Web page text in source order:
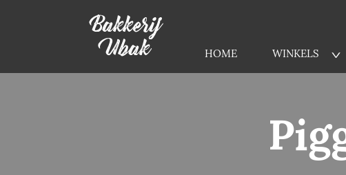
Bakkerij
Ubak HOME WINKELS V